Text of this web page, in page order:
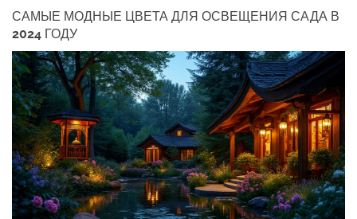
САМЫЕ МОДНЫЕ ЦВЕТА ДЛЯ ОСВЕЩЕНИЯ САДА В
2024 ГОДУ